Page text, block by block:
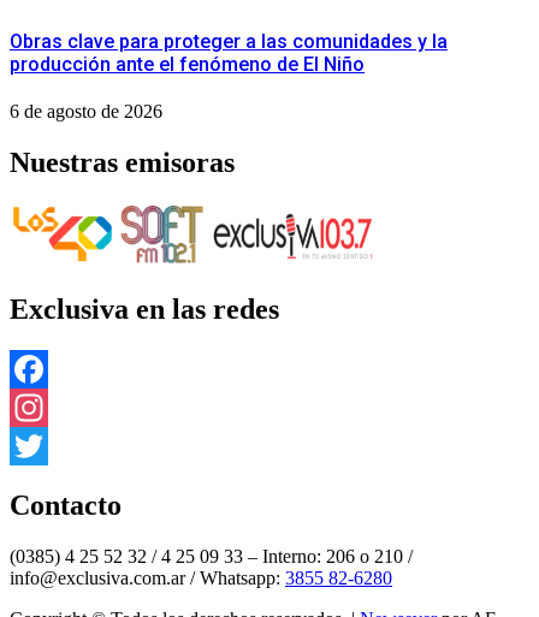
Obras clave para proteger a las comunidades y la
producción ante el fenómeno de El Niño
6 de agosto de 2026
Nuestras emisoras
Exclusiva en las redes
Facebook
Instagram
Contacto
(0385) 4 25 52 32 / 4 25 09 33 – Interno: 206 o 210 /
info@exclusiva.com.ar / Whatsapp: 3855 82-6280